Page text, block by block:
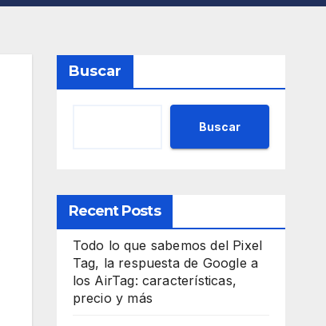
Buscar
Buscar
Recent Posts
Todo lo que sabemos del Pixel
Tag, la respuesta de Google a
los AirTag: características,
precio y más